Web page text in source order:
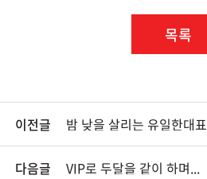
목록
이전글 밤 낮을 살리는 유일한대표
다음글 VIP로 두달을 같이 하며...